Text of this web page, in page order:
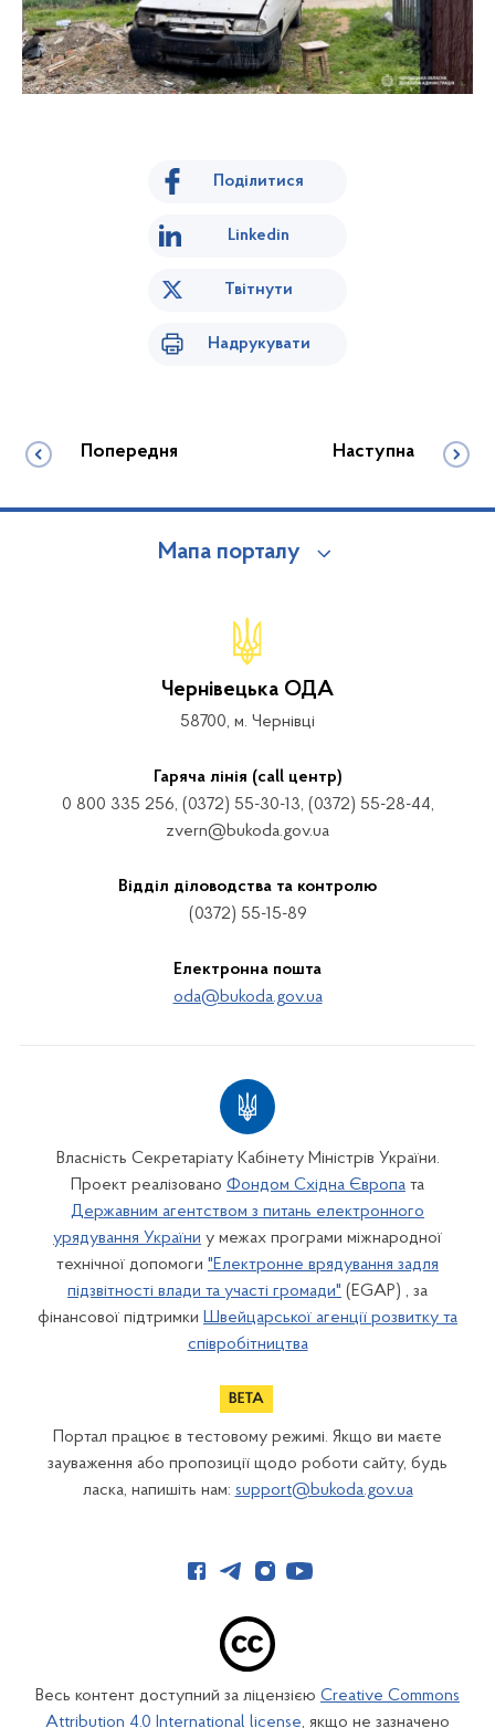
Поділитися
Linkedin
Твітнути
Надрукувати
Попередня Наступна
Мапа порталу
Чернівецька ОДА
58700, м. Чернівці
Гаряча лінія (call центр)
0 800 335 256, (0372) 55-30-13, (0372) 55-28-44,
zvern@bukoda.gov.ua
Відділ діловодства та контролю
(0372) 55-15-89
Електронна пошта
oda@bukoda.gov.ua
Власність Секретаріату Кабінету Міністрів України.
Проект реалізовано Фондом Східна Європа та
Державним агентством з питань електронного
урядування України у межах програми міжнародної
технічної допомоги "Електронне врядування задля
підзвітності влади та участі громади" (EGAP) , за
фінансової підтримки Швейцарської агенції розвитку та
співробітництва
Портал працює в тестовому режимі. Якщо ви маєте
зауваження або пропозиції щодо роботи сайту, будь
ласка, напишіть нам: support@bukoda.gov.ua
Весь контент доступний за ліцензією Creative Commons
Attribution 4.0 International license, якщо не зазначено